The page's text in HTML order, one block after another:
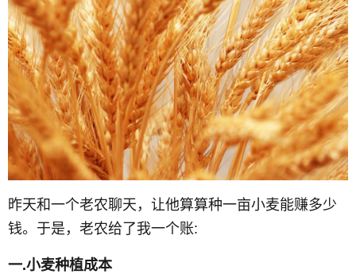
昨天和一个老农聊天，让他算算种一亩小麦能赚多少
钱。于是，老农给了我一个账:
一.小麦种植成本